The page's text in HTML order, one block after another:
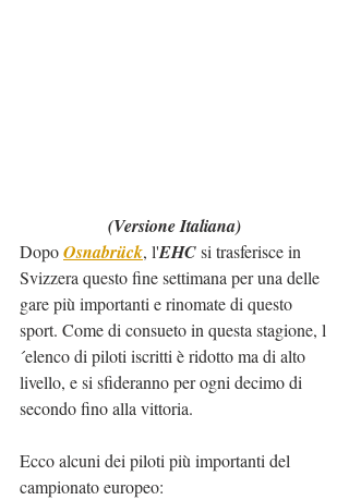
(Versione Italiana)
Dopo Osnabrück, l'EHC si trasferisce in
Svizzera questo fine settimana per una delle
gare più importanti e rinomate di questo
sport. Come di consueto in questa stagione, l
´elenco di piloti iscritti è ridotto ma di alto
livello, e si sfideranno per ogni decimo di
secondo fino alla vittoria.
Ecco alcuni dei piloti più importanti del
campionato europeo: